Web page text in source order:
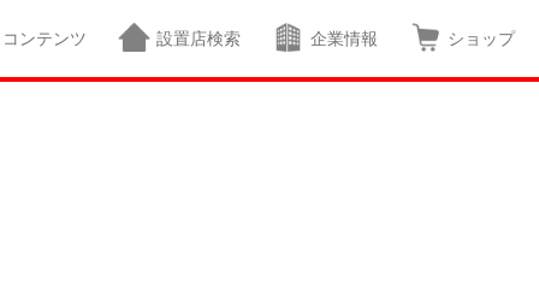
コンテンツ 設置店検索 企業情報 ショップ